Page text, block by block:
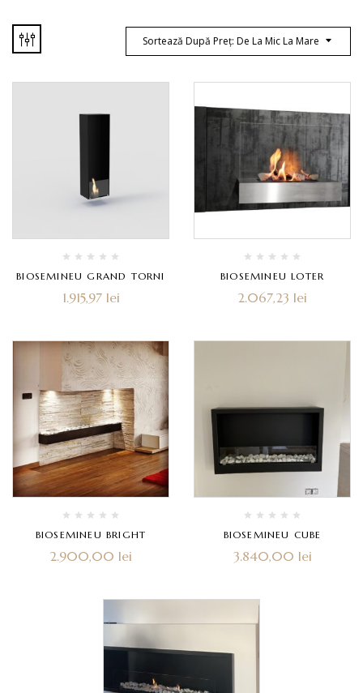
Sortează După Preț: De La Mic La Mare
BIOSEMINEU GRAND TORNI
1.915,97 lei
BIOSEMINEU LOTER
2.067,23 lei
BIOSEMINEU BRIGHT
2.900,00 lei
BIOSEMINEU CUBE
3.840,00 lei